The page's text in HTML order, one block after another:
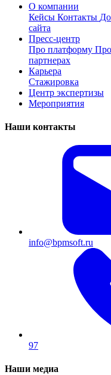
О компании
Кейсы Контакты
сайта
Пресс-центр
Про платформу
партнерах
Карьера
Стажировка
Центр экспертизы
Мероприятия
Наши контакты
info@bpmsoft.ru
97
Наши медиа